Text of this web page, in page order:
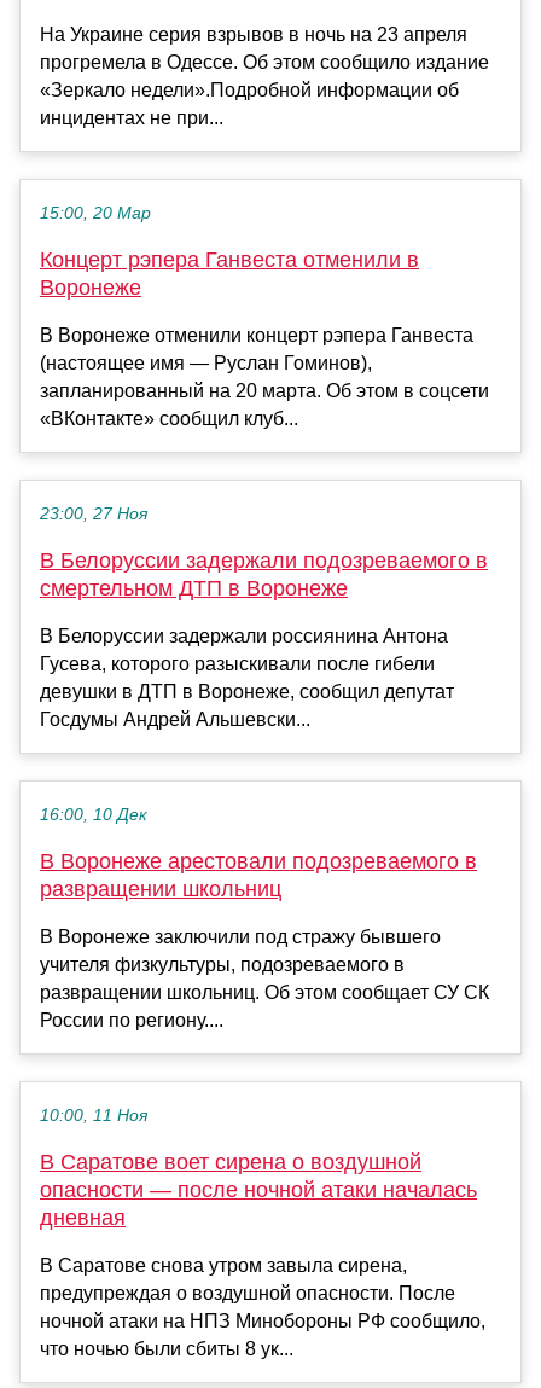
На Украине серия взрывов в ночь на 23 апреля
прогремела в Одессе. Об этом сообщило издание
«Зеркало недели».Подробной информации об
инцидентах не при...
15:00, 20 Мар
Концерт рэпера Ганвеста отменили в
Воронеже
В Воронеже отменили концерт рэпера Ганвеста
(настоящее имя — Руслан Гоминов),
запланированный на 20 марта. Об этом в соцсети
«ВКонтакте» сообщил клуб...
23:00, 27 Ноя
В Белоруссии задержали подозреваемого в
смертельном ДТП в Воронеже
В Белоруссии задержали россиянина Антона
Гусева, которого разыскивали после гибели
девушки в ДТП в Воронеже, сообщил депутат
Госдумы Андрей Альшевски...
16:00, 10 Дек
В Воронеже арестовали подозреваемого в
развращении школьниц
В Воронеже заключили под стражу бывшего
учителя физкультуры, подозреваемого в
развращении школьниц. Об этом сообщает СУ СК
России по региону....
10:00, 11 Ноя
В Саратове воет сирена о воздушной
опасности — после ночной атаки началась
дневная
В Саратове снова утром завыла сирена,
предупреждая о воздушной опасности. После
ночной атаки на НПЗ Минобороны РФ сообщило,
что ночью были сбиты 8 ук...